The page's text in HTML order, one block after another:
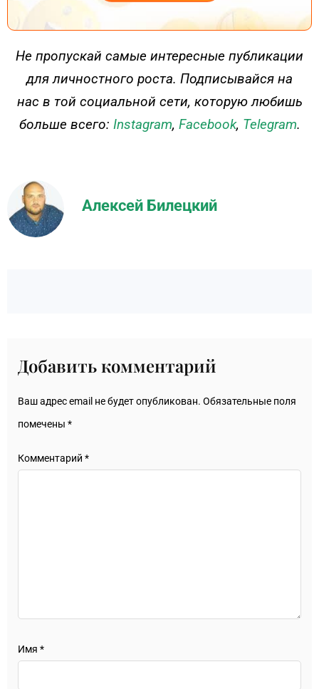
ДЕЙСТВУЙ
Не пропускай самые интересные публикации
для личностного роста. Подписывайся на
нас в той социальной сети, которую любишь
больше всего: Instagram, Facebook, Telegram.
Алексей Билецкий
Добавить комментарий
Ваш адрес email не будет опубликован. Обязательные поля
помечены *
Комментарий *
Имя *